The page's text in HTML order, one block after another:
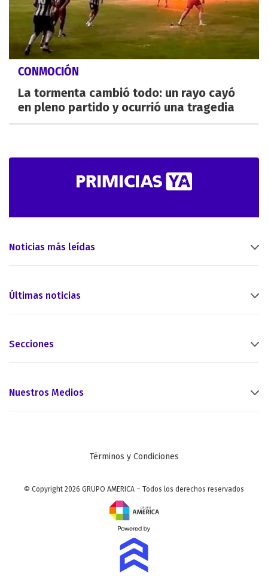
CONMOCIÓN
La tormenta cambió todo: un rayo cayó
en pleno partido y ocurrió una tragedia
Noticias más leídas
Últimas noticias
Secciones
Nuestros Medios
Términos y Condiciones
© Copyright 2026 GRUPO AMERICA – Todos los derechos reservados